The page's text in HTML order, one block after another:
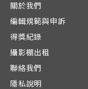
關於我們
編輯規範與申訴
得獎紀錄
攝影棚出租
聯絡我們
隱私說明